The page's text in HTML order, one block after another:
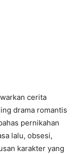
cerita
drama romantis
pernikahan
lalu, obsesi,
karakter yang